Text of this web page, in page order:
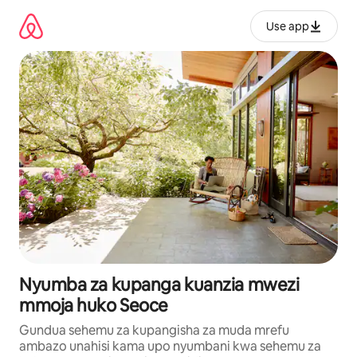
kwenda
kwenye
maudhui
Use app
Nyumba za kupanga kuanzia mwezi
mmoja huko Seoce
Gundua sehemu za kupangisha za muda mrefu
ambazo unahisi kama upo nyumbani kwa sehemu za